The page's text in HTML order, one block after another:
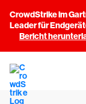
CrowdStrike im
Leader für
Bericht